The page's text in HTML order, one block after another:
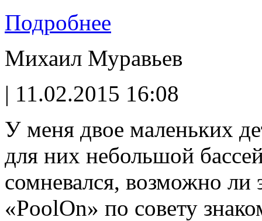
Подробнее
Михаил Муравьев
| 11.02.2015 16:08
У меня двое маленьких
для них небольшой
сомневался, возможно
«PoolOn» по совету